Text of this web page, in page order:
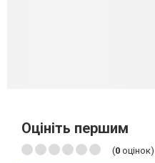
Оцініть першим
(0 оцінок)